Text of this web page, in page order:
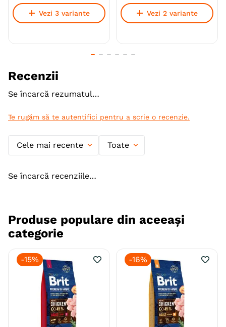
Calitate Hrana Super-Premium
Monoproteic
Metoda de preparare
Ambalaj
Vezi 3 variante Vezi 2 variante
Recenzii
Se încarcă rezumatul…
Te rugăm să te autentifici pentru a scrie o recenzie.
Cele mai recente Toate
Se încarcă recenziile…
Produse populare din aceeași
categorie
-15% -16%